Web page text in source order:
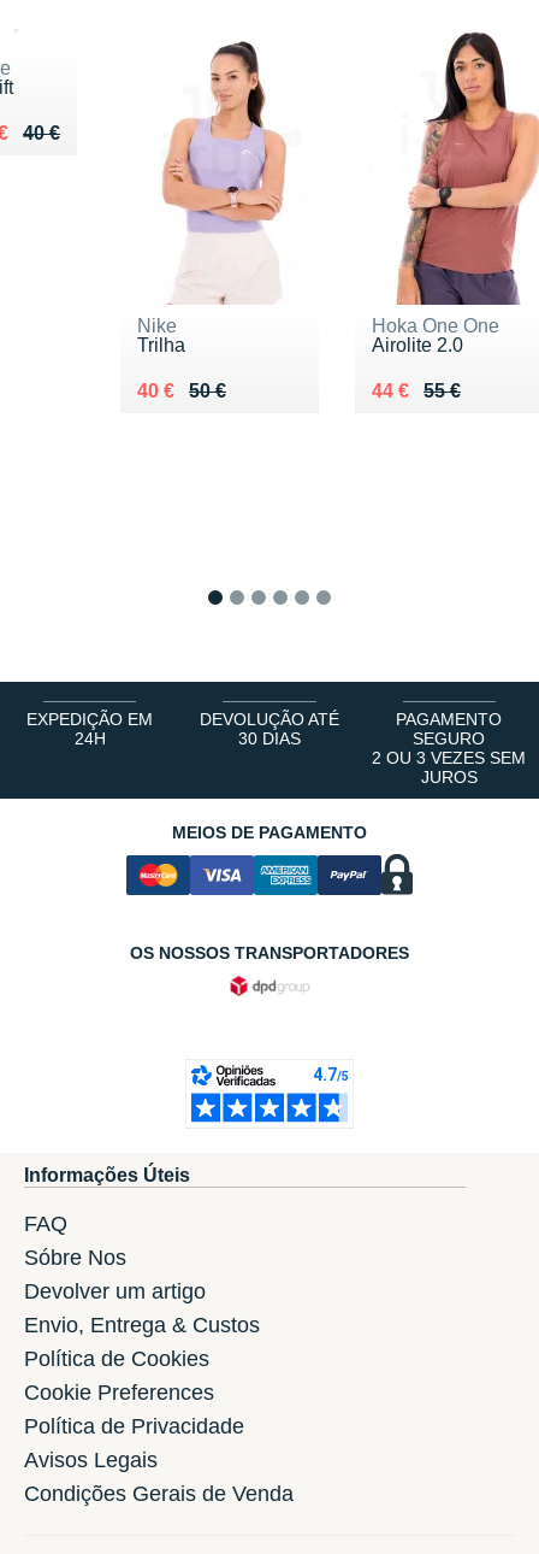
40 €
de 40 €
24 €
Nike
Trilha
50 €
Au lieu de 50 €
40 €
Vendu 40 €
Hoka One One
Airolite 2.0
55 €
Au lieu de 55 €
44 €
Vendu 44 €
EXPEDIÇÃO EM
24H
DEVOLUÇÃO ATÉ
30 DIAS
PAGAMENTO
SEGURO
2 OU 3 VEZES SEM
JUROS
MEIOS DE PAGAMENTO
OS NOSSOS TRANSPORTADORES
Informações Úteis
FAQ
Sóbre Nos
Devolver um artigo
Envio, Entrega & Custos
Política de Cookies
Cookie Preferences
Política de Privacidade
Avisos Legais
Condições Gerais de Venda